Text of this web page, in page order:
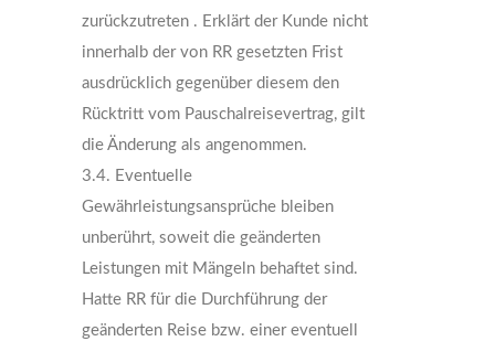
zurückzutreten . Erklärt der Kunde nicht
innerhalb der von RR gesetzten Frist
ausdrücklich gegenüber diesem den
Rücktritt vom Pauschalreisevertrag, gilt
die Änderung als angenommen.
3.4. Eventuelle
Gewährleistungsansprüche bleiben
unberührt, soweit die geänderten
Leistungen mit Mängeln behaftet sind.
Hatte RR für die Durchführung der
geänderten Reise bzw. einer eventuell